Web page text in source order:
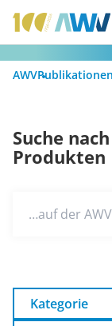
AWV
Suche
Produkten
…auf der AWV-,
Kategorie